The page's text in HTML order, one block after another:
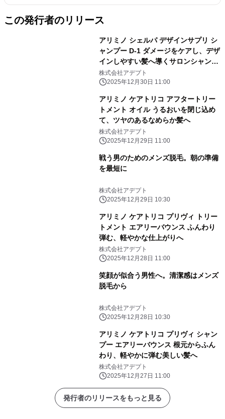
この発行者のリリース
アリミノ シェルパ デザインサプリ シ
ャンプー D-1 ダメージをケアし、デザ
インしやすい髪へ導くサロンシャンプ
ー
株式会社アデプト
2025年12月30日 11:00
アリミノ ケアトリコ アフタートリー
トメント オイル うるおいを閉じ込め
て、ツヤのあるなめらか髪へ
株式会社アデプト
2025年12月29日 11:00
戦う男のためのメンズ脱毛。朝の準備
を最短に
株式会社アデプト
2025年12月29日 10:30
アリミノ ケアトリコ プリヴィ トリー
トメント エアリーバウンス ふんわり
弾む、軽やかな仕上がりへ
株式会社アデプト
2025年12月28日 11:00
笑顔が似合う男性へ。清潔感はメンズ
脱毛から
株式会社アデプト
2025年12月28日 10:30
アリミノ ケアトリコ プリヴィ シャン
プー エアリーバウンス 根元からふん
わり、軽やかに弾む美しい髪へ
株式会社アデプト
2025年12月27日 11:00
発行者のリリースをもっと見る